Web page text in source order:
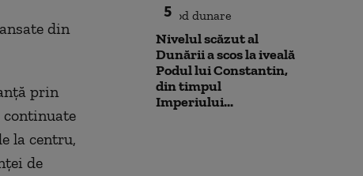
din
prin
continuate
la centru,
de
5
Nivelul scăzut al
Dunării a scos la iveală
Podul lui Constantin,
din timpul
Imperiului...